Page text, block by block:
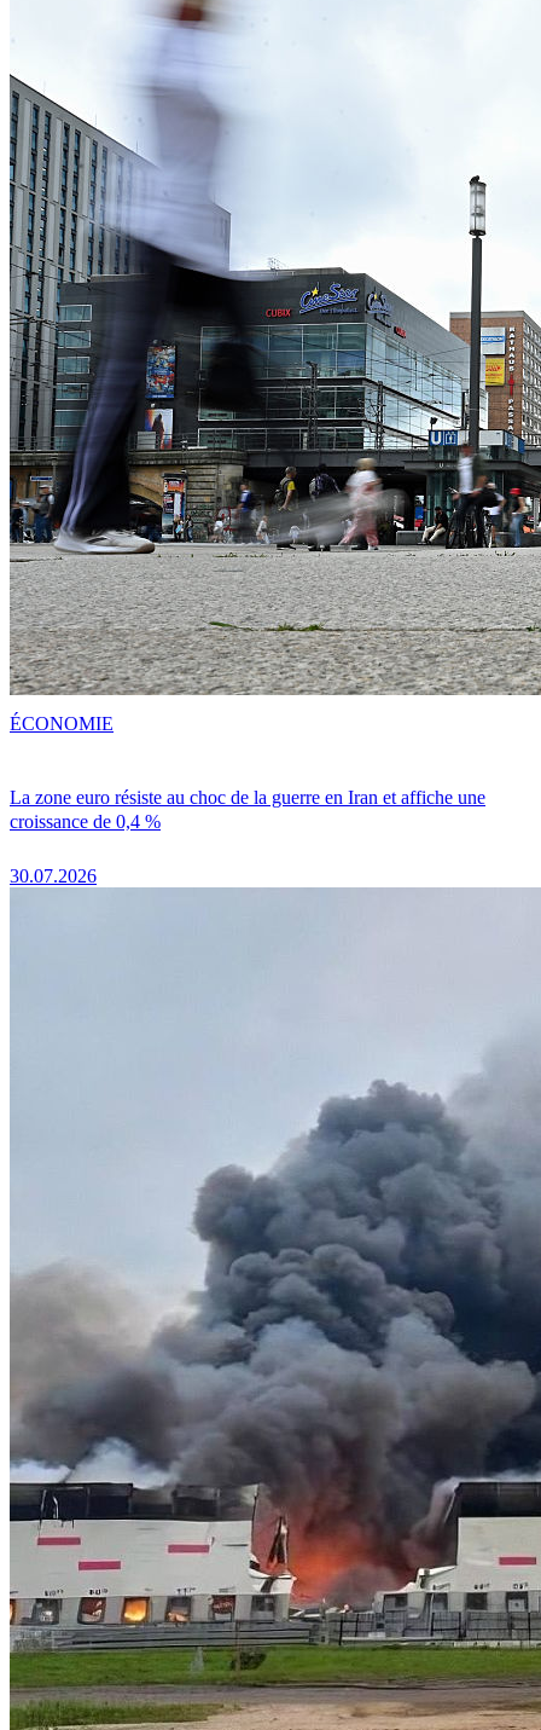
La zone euro résiste au choc de la guerre en Iran et affiche une
croissance de 0,4 %
30.07.2026
ÉCONOMIE